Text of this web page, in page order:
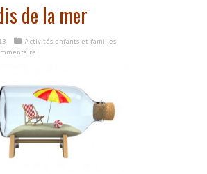
de la mer
Activités enfants et familles